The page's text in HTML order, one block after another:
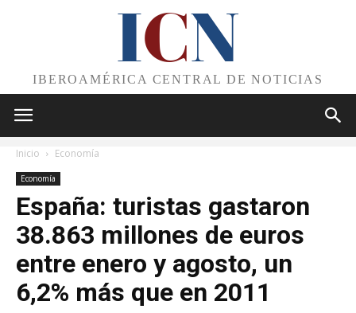
ICN
IBEROAMÉRICA CENTRAL DE NOTICIAS
Inicio Economía
Economía
España: turistas gastaron
38.863 millones de euros
entre enero y agosto, un
6,2% más que en 2011